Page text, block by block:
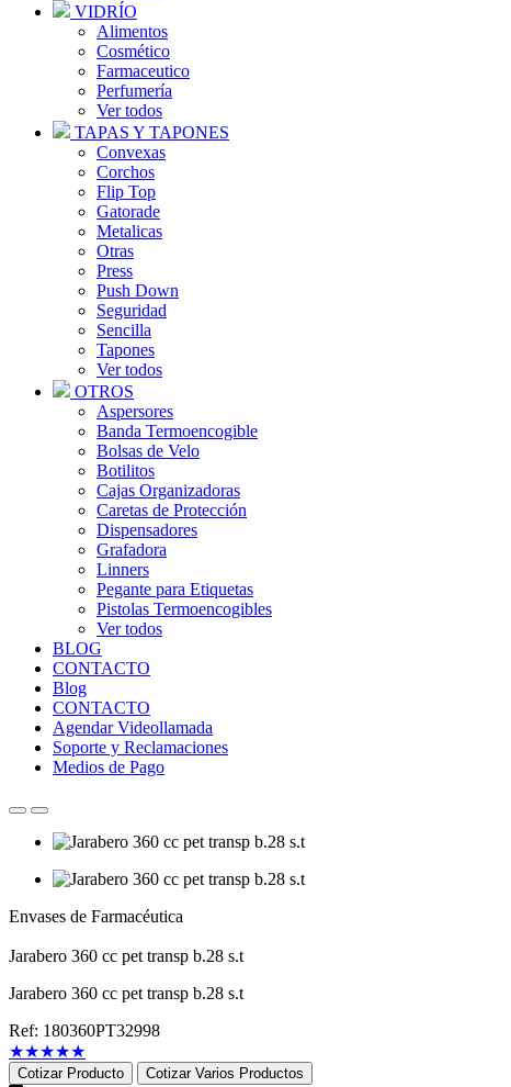
VIDRÍO
Alimentos
Cosmético
Farmaceutico
Perfumería
Ver todos
TAPAS Y TAPONES
Convexas
Corchos
Flip Top
Gatorade
Metalicas
Otras
Press
Push Down
Seguridad
Sencilla
Tapones
Ver todos
OTROS
Aspersores
Banda Termoencogible
Bolsas de Velo
Botilitos
Cajas Organizadoras
Caretas de Protección
Dispensadores
Grafadora
Linners
Pegante para Etiquetas
Pistolas Termoencogibles
Ver todos
BLOG
CONTACTO
Blog
CONTACTO
Agendar Videollamada
Soporte y Reclamaciones
Medios de Pago
Envases de Farmacéutica
Jarabero 360 cc pet transp b.28 s.t
Jarabero 360 cc pet transp b.28 s.t
Ref: 180360PT32998
★★★★★
Cotizar Producto Cotizar Varios Productos